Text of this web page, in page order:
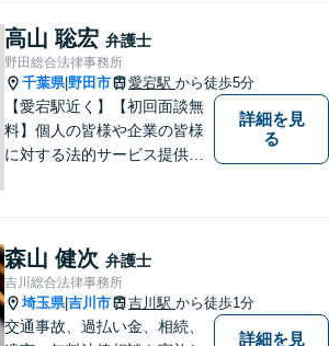
近なお困りごとはお気軽にご
相談ください。
高山 聡宏 弁護士
野田総合法律事務所
千葉県| 野田市 愛宕駅 から徒歩5分
【愛宕駅近く】【初回面談無
料】個人の皆様や企業の皆様
に対する法的サービス提供に
務など、幅広く対応します。
【当日／夜間／休日対応可】
お気軽にご相談ください。
詳細を見
る
森山 健次 弁護士
吉川総合法律事務所
埼玉県|吉川市 吉川駅 から徒歩1分
交通事故、過払い金、相続、
詳細を見